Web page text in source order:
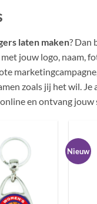
laten maken? Dan
jouw logo, naam,
zoals jij het wil.
en ontvang
Nieuw